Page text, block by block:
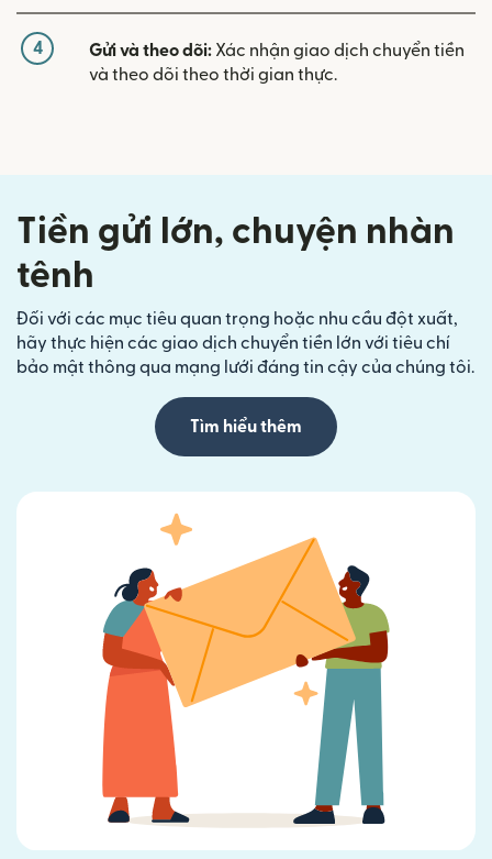
4 Gửi và theo dõi: Xác nhận giao dịch chuyển tiền
và theo dõi theo thời gian thực.
Tiền gửi lớn, chuyện nhàn
tênh
Đối với các mục tiêu quan trọng hoặc nhu cầu đột xuất,
hãy thực hiện các giao dịch chuyển tiền lớn với tiêu chí
bảo mật thông qua mạng lưới đáng tin cậy của chúng tôi.
Tìm hiểu thêm